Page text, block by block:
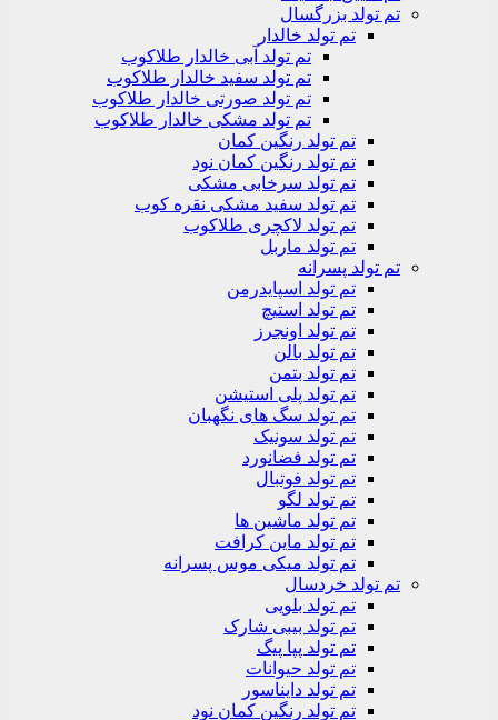
تم تولد بزرگسال
تم تولد خالدار
تم تولد آبی خالدار طلاکوب
تم تولد سفید خالدار طلاکوب
تم تولد صورتی خالدار طلاکوب
تم تولد مشکی خالدار طلاکوب
تم تولد رنگین کمان
تم تولد رنگین کمان نود
تم تولد سرخابی مشکی
تم تولد سفید مشکی نقره کوب
تم تولد لاکچری طلاکوب
تم تولد ماربل
تم تولد پسرانه
تم تولد اسپایدرمن
تم تولد استیچ
تم تولد اونجرز
تم تولد بالن
تم تولد بتمن
تم تولد پلی استیشن
تم تولد سگ های نگهبان
تم تولد سونیک
تم تولد فضانورد
تم تولد فوتبال
تم تولد لگو
تم تولد ماشین ها
تم تولد ماین کرافت
تم تولد میکی موس پسرانه
تم تولد خردسال
تم تولد بلویی
تم تولد بیبی شارک
تم تولد پپا پیگ
تم تولد حیوانات
تم تولد دایناسور
تم تولد رنگین کمان نود